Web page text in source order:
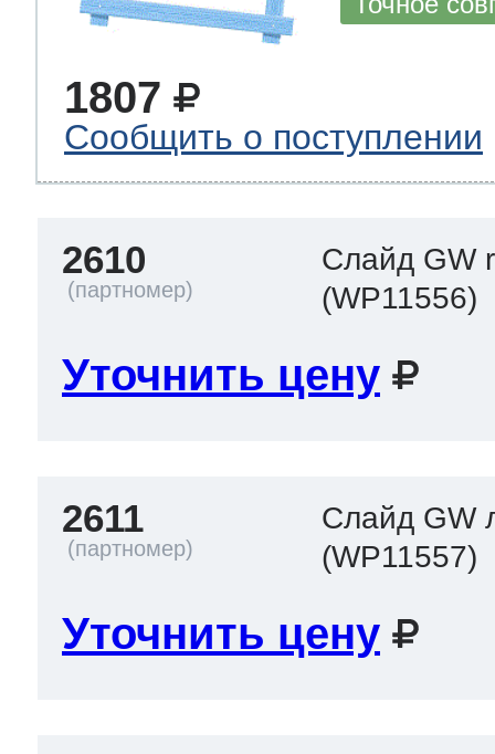
1807
Сообщить о поступлении
2610
Слайд GW
(WP11556)
Уточнить цену
2611
Слайд GW
(WP11557)
Уточнить цену